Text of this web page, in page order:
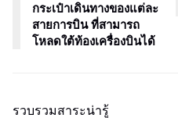
กระเป๋าเดินทางของแต่ละ
สายการบิน ที่สามารถ
โหลดใต้ท้องเครื่องบินได้
รวบรวมสาระน่ารู้